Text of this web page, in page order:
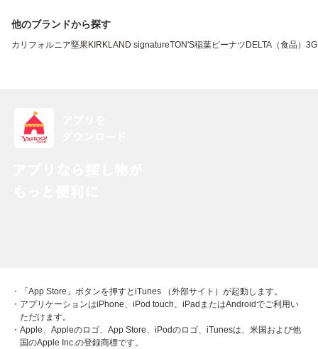
他のブランドから探す
カリフォルニア堅果KIRKLAND signatureTON'S稲葉ピーナツ DELTA（食品）
・「App Store」ボタンを押すとiTunes （外部サイト）が起動します。
・アプリケーションはiPhone、iPod touch、iPadまたはAndroidでご利用い
ただけます。
・Apple、Appleのロゴ、App Store、iPodのロゴ、iTunesは、米国および他
国のApple Inc.の登録商標です。